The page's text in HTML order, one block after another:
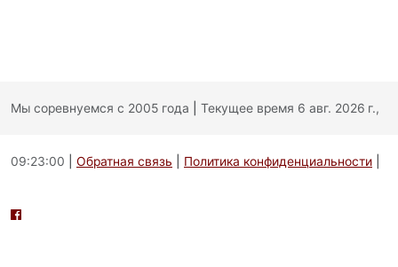
Мы соревнуемся с 2005 года Текущее время 6 авг. 2026 г.,
09:23:00 Обратная связь Политика конфиденциальности